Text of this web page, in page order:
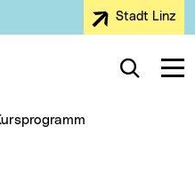
Stadt Linz
Suche
Kursprogramm